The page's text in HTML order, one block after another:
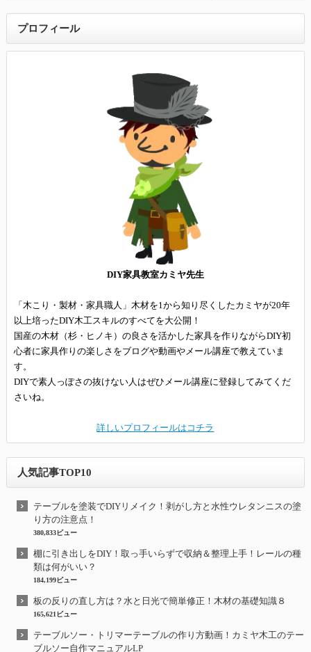
プロフィール
DIY家具教室カミヤ先生
「木こり・製材・家具職人」木材を1から知り尽くしたカミヤが20年
以上培ったDIY木工スキルのすべてを大公開！
国産の木材（杉・ヒノキ）の良さを活かした家具を作りながらDIY初
心者に家具作りの楽しさをブログや動画やメール講座で教えていま
す。
DIYで素人っぽさの抜けない人はぜひメール講座に登録してみてくだ
さいね。
詳しいプロフィールはコチラ
人気記事TOP10
テーブルを塗装でDIYリメイク！剥がし方と水性ウレタンニスの塗
り方の注意点！
380,833ビュー
棚に引き出しをDIY！取っ手いらずで収納＆整理上手！レールの種
類は何がいい？
184,199ビュー
板の反りの直し方は？水と日光で簡単修正！木材の基礎知識８
165,621ビュー
テーブルソー・トリマーテーブルの作り方動画！カミヤ木工のテー
ブルソー自作マニュアルLP